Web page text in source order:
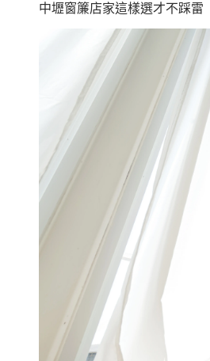
中壢窗簾店家這樣選才不踩雷